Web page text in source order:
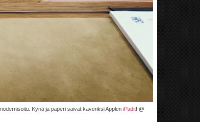
Kynä ja paperi saivat kaveriksi Applen iPadit! @